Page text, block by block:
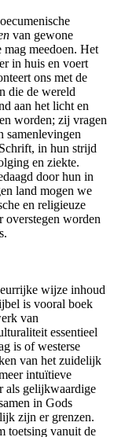
van gewone
meedoen. Het
in huis en voert
ons met de
die de wereld
aan het licht en
worden; zij vragen
samenlevingen
in hun strijd
en ziekte.
door hun in
land mogen we
en religieuze
overstegen worden
wijze inhoud
is vooral boek
van
essentieel
is of westerse
van het zuidelijk
intuïtieve
als gelijkwaardige
in Gods
zijn er grenzen.
toetsing vanuit de